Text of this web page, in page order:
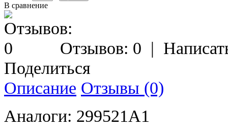
В сравнение
Отзывов: 0 |
Поделиться
Описание Отзывы (0)
Аналоги: 299521A1